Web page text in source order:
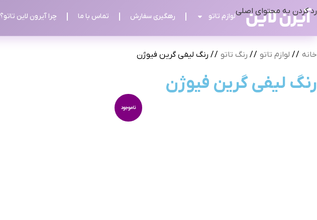
رد کردن به محتوای اصلی
لوازم تاتو رهگیری سفارش تماس با ما چرا آیرون لاین تاتو؟
خانه / لوازم تاتو / رنگ تاتو / رنگ لیفی گرین فیوژن
رنگ لیفی گرین فیوژن
ناموجود